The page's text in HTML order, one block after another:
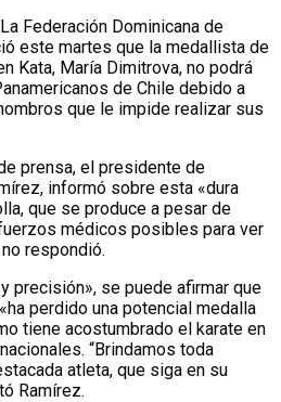
Federación Dominicana de
este martes que la medallista de
Kata, María Dimitrova, no podrá
de Chile debido a
que le impide realizar sus
prensa, el presidente de
informó sobre esta «dura
que se produce a pesar de
médicos posibles para ver
respondió.
precisión», se puede afirmar que
perdido una potencial medalla
tiene acostumbrado el karate en
“Brindamos toda
atleta, que siga en su
Ramírez.